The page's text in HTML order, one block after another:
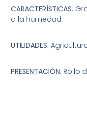
CARACTERÍSTICAS.
a la humedad.
UTILIDADES.
PRESENTACIÓN. Rollo